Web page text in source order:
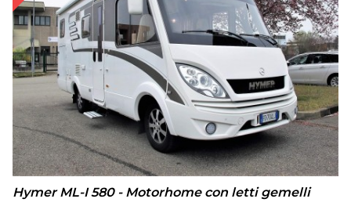
Hymer ML-I 580 - Motorhome con letti gemelli